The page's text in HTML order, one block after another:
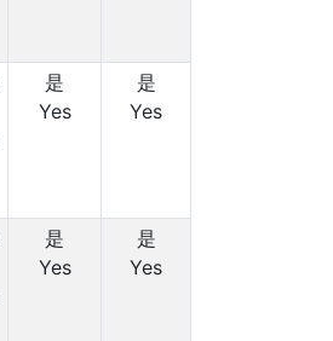
是
Yes
是
Yes
是
Yes
是
Yes